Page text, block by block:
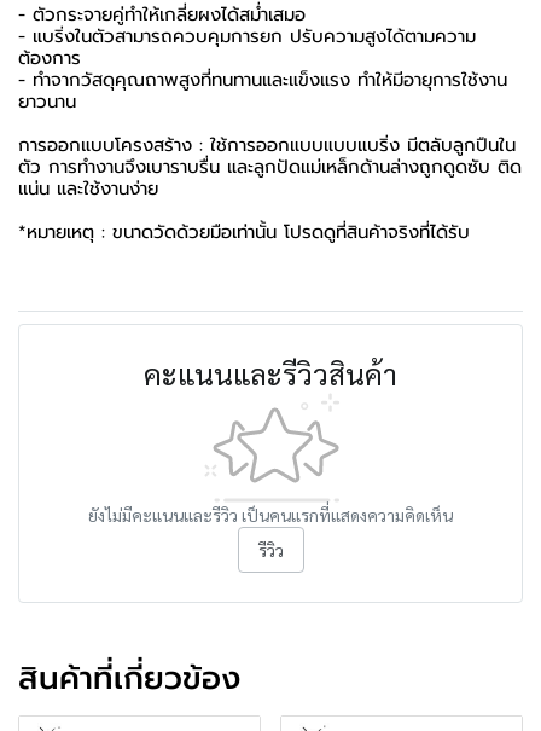
- ตัวกระจายคู่ทำให้เกลี่ยผงได้สม่ำเสมอ
- แบริ่งในตัวสามารถควบคุมการยก ปรับความสูงได้ตามความ
ต้องการ
- ทำจากวัสดุคุณถาพสูงที่ทนทานและแข็งแรง ทำให้มีอายุการใช้งาน
ยาวนาน
การออกแบบโครงสร้าง : ใช้การออกแบบแบบแบริ่ง มีตลับลูกปืนใน
ตัว การทำงานจึงเบาราบรื่น และลูกปัดเเม่เหล็กด้านล่างถูกดูดซับ ติด
เเน่น และใช้งานง่าย
*หมายเหตุ : ขนาดวัดด้วยมือเท่านั้น โปรดดูที่สินค้าจริงที่ได้รับ
คะแนนและรีวิวสินค้า
ยังไม่มีคะแนนและรีวิว เป็นคนแรกที่แสดงความคิดเห็น
รีวิว
สินค้าที่เกี่ยวข้อง